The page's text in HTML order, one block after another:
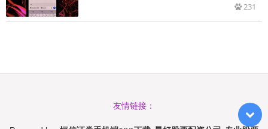
231
友情链接：